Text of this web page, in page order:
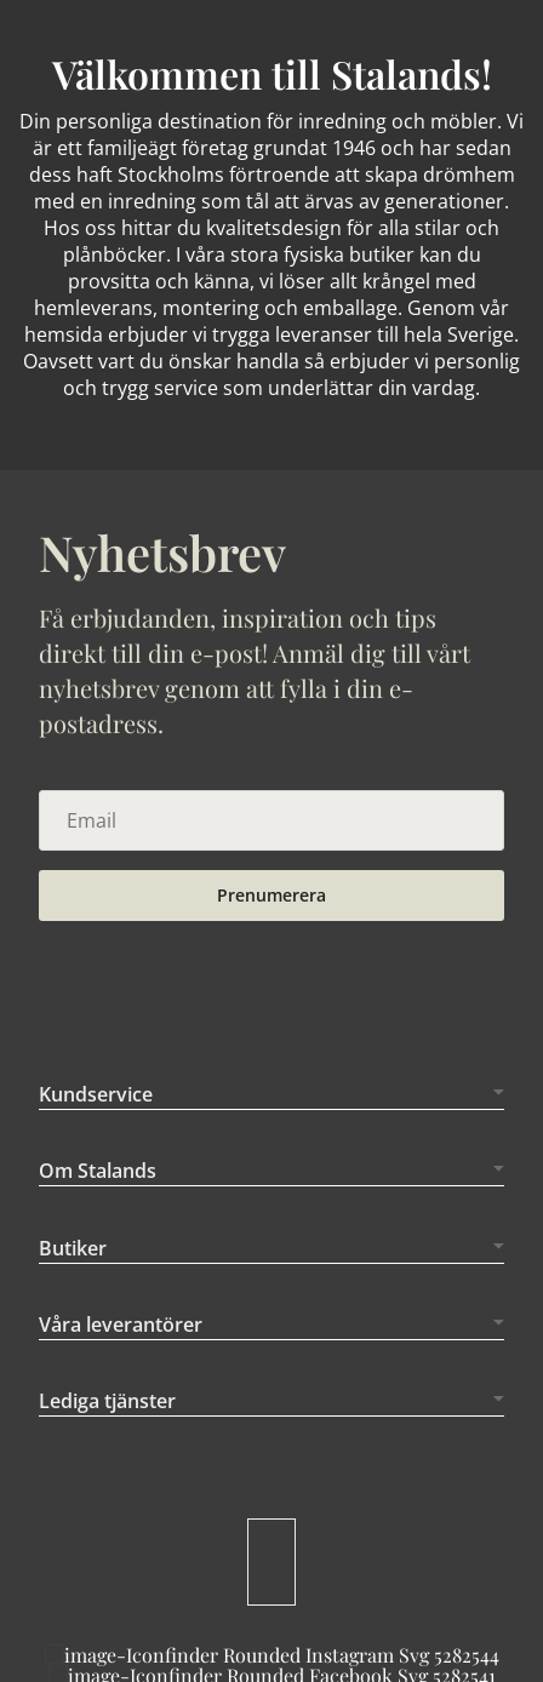
Välkommen till Stalands!
Din personliga destination för inredning och möbler. Vi
är ett familjeägt företag grundat 1946 och har sedan
dess haft Stockholms förtroende att skapa drömhem
med en inredning som tål att ärvas av generationer.
Hos oss hittar du kvalitetsdesign för alla stilar och
plånböcker. I våra stora fysiska butiker kan du
provsitta och känna, vi löser allt krångel med
hemleverans, montering och emballage. Genom vår
hemsida erbjuder vi trygga leveranser till hela Sverige.
Oavsett vart du önskar handla så erbjuder vi personlig
och trygg service som underlättar din vardag.
Nyhetsbrev
Få erbjudanden, inspiration och tips
direkt till din e-post! Anmäl dig till vårt
nyhetsbrev genom att fylla i din e-
postadress.
Prenumerera
Kundservice
Om Stalands
Butiker
Våra leverantörer
Lediga tjänster